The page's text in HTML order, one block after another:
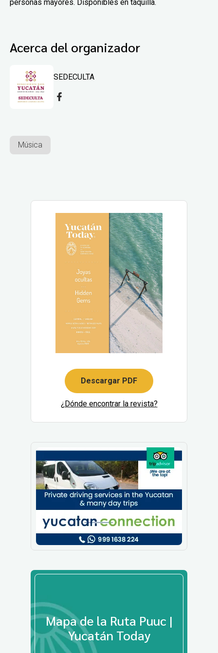
personas mayores. Disponibles en taquilla.
Acerca del organizador
SEDECULTA
Música
Descargar PDF
¿Dónde encontrar la revista?
Mapa de la Ruta Puuc |
Yucatán Today